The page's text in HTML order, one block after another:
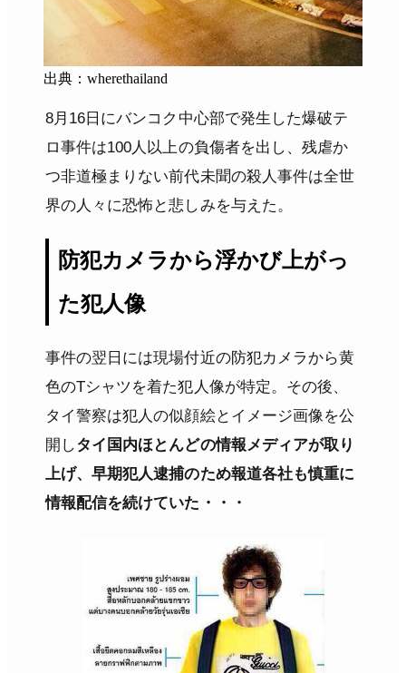
出典：wherethailand
8月16日にバンコク中心部で発生した爆破テ
ロ事件は100人以上の負傷者を出し、残虐か
つ非道極まりない前代未聞の殺人事件は全世
界の人々に恐怖と悲しみを与えた。
防犯カメラから浮かび上がっ
た犯人像
事件の翌日には現場付近の防犯カメラから黄
色のTシャツを着た犯人像が特定。その後、
タイ警察は犯人の似顔絵とイメージ画像を公
開しタイ国内ほとんどの情報メディアが取り
上げ、早期犯人逮捕のため報道各社も慎重に
情報配信を続けていた・・・